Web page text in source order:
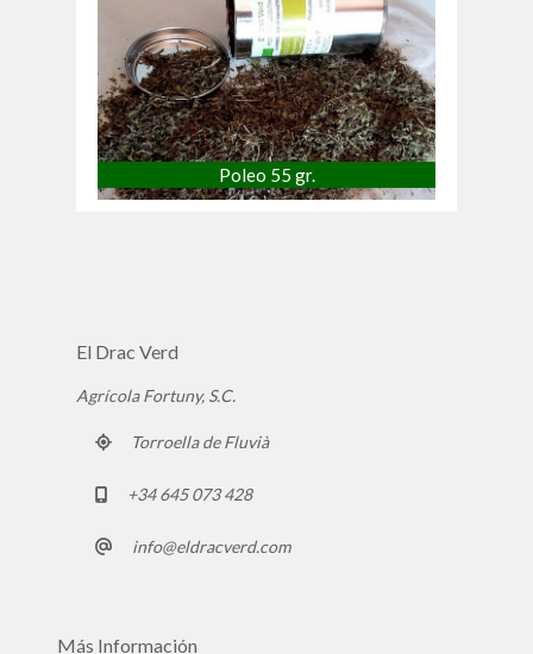
Poleo 55 gr.
El Drac Verd
Agrícola Fortuny, S.C.
Torroella de Fluvià
+34 645 073 428
info@eldracverd.com
Más Información